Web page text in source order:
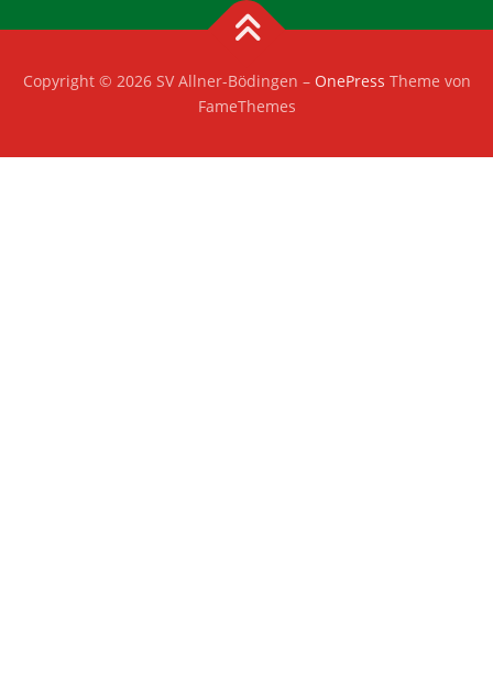
Copyright © 2026 SV Allner-Bödingen – OnePress Theme von
FameThemes